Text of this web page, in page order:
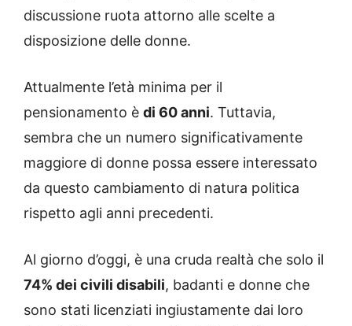
discussione ruota attorno alle scelte a
disposizione delle donne.
Attualmente l’età minima per il
pensionamento è di 60 anni. Tuttavia,
sembra che un numero significativamente
maggiore di donne possa essere interessato
da questo cambiamento di natura politica
rispetto agli anni precedenti.
Al giorno d’oggi, è una cruda realtà che solo il
74% dei civili disabili, badanti e donne che
sono stati licenziati ingiustamente dai loro